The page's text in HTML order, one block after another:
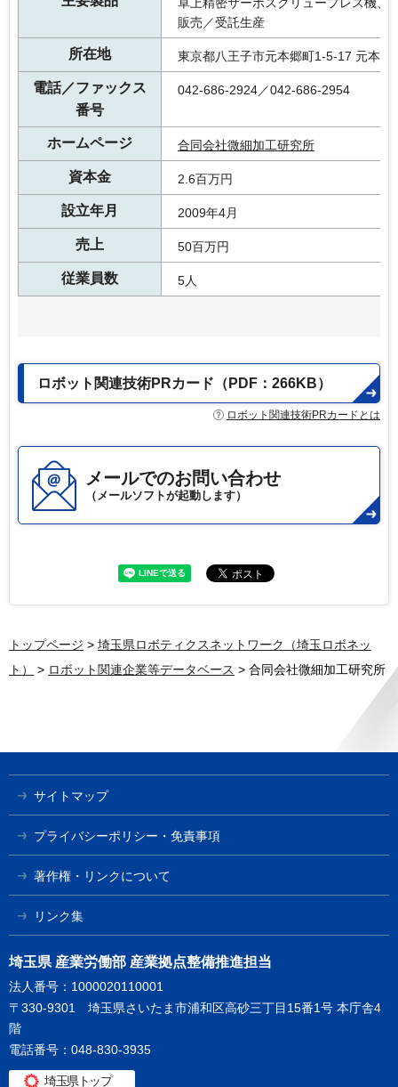
卓上精密サーボスクリュープレス機、
販売／受託生産
所在地 東京都八王子市元本郷町1-5-17 元本郷
電話／ファックス
番号
042-686-2924／042-686-2954
ホームページ 合同会社微細加工研究所
資本金 2.6百万円
設立年月 2009年4月
売上 50百万円
従業員数 5人
ロボット関連技術PRカード（PDF：266KB）
ロボット関連技術PRカードとは
メールでのお問い合わせ
（メールソフトが起動します）
トップページ > 埼玉県ロボティクスネットワーク（埼玉ロボネッ
ト）
> ロボット関連企業等データベース > 合同会社微細加工研究所
サイトマップ
プライバシーポリシー・免責事項
著作権・リンクについて
リンク集
埼玉県 産業労働部 産業拠点整備推進担当
法人番号：1000020110001
〒330-9301 埼玉県さいたま市浦和区高砂三丁目15番1号 本庁舎4
階
電話番号：048-830-3935
埼玉県トップ